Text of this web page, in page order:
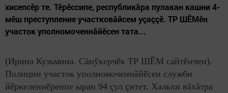
хисепсӗр те. Тӗрӗссипе, республикăра пулакан кашни 4-
мӗш преступление участковăйсем уçаççӗ. ТР ШӖМӗн
участок уполномоченнăйӗсен тата...
(Ирина Кузьмина. Сăнӳкерчӗк ТР ШӖМ сайтӗнчен).
Полицин участок уполномоченнăйӗсен служби
йӗркеленнӗренпе ыран 94 çул çитет. Хальхи вăхăтра